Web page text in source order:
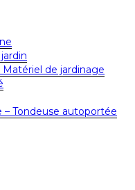
de jardinage
– Tondeuse autoportée